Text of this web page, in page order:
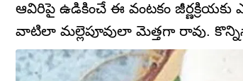
ఆవిరిపై ఉడికించే ఈ వంటకం
వాటిలా మల్లెపూవులా మెత్తగా రావు.